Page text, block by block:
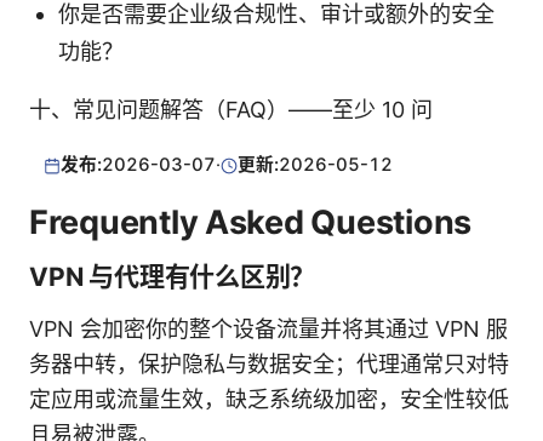
你是否需要企业级合规性、审计或额外的安全
功能？
十、常见问题解答（FAQ）——至少 10 问
发布:2026-03-07· 更新:2026-05-12
Frequently Asked Questions
VPN 与代理有什么区别？
VPN 会加密你的整个设备流量并将其通过 VPN 服
务器中转，保护隐私与数据安全；代理通常只对特
定应用或流量生效，缺乏系统级加密，安全性较低
且易被泄露。